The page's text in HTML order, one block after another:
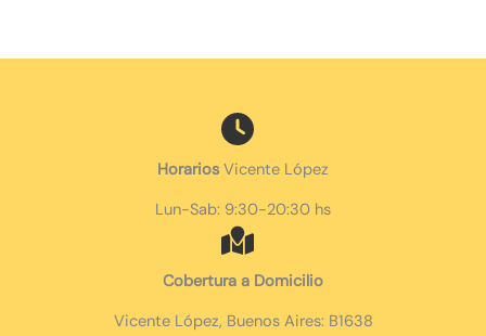
Horarios Vicente López
Lun-Sab: 9:30-20:30 hs
Cobertura a Domicilio
Vicente López, Buenos Aires: B1638